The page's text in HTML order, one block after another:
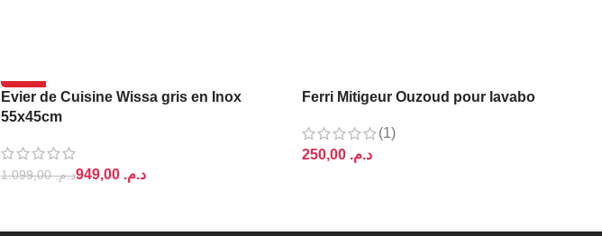
-14%
Evier de Cuisine Wissa gris en Inox
55x45cm
د.م.1.099,00 د.م.
Ferri Mitigeur Ouzoud pour lavabo
(1)
د.م.